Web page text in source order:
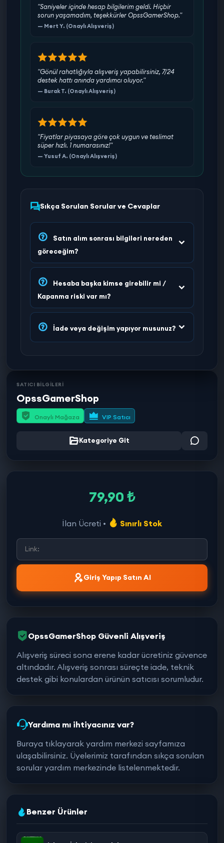
"Saniyeler içinde hesap bilgilerim geldi. Hiçbir
sorun yaşamadım, teşekkürler OpssGamerShop."
— Mert Y. (Onaylı Alışveriş)
"Gönül rahatlığıyla alışveriş yapabilirsiniz, 7/24
destek hattı anında yardımcı oluyor."
— Burak T. (Onaylı Alışveriş)
"Fiyatlar piyasaya göre çok uygun ve teslimat
süper hızlı. 1 numarasınız!"
— Yusuf A. (Onaylı Alışveriş)
Sıkça Sorulan Sorular ve Cevaplar
Satın alım sonrası bilgileri nereden
göreceğim?
Hesaba başka kimse girebilir mi /
Kapanma riski var mı?
İade veya değişim yapıyor musunuz?
SATICI BİLGİLERİ
OpssGamerShop
Onaylı Mağaza VIP Satıcı
Kategoriye Git
79,90 ₺
İlan Ücreti • Sınırlı Stok
Giriş Yapıp Satın Al
OpssGamerShop Güvenli Alışveriş
Alışveriş süreci sona erene kadar ücretiniz güvence
altındadır. Alışveriş sonrası süreçte iade, teknik
destek gibi konulardan ürünün satıcısı sorumludur.
Yardıma mı ihtiyacınız var?
Buraya tıklayarak yardım merkezi sayfamıza
ulaşabilirsiniz. Üyelerimiz tarafından sıkça sorulan
sorular yardım merkezinde listelenmektedir.
Benzer Ürünler